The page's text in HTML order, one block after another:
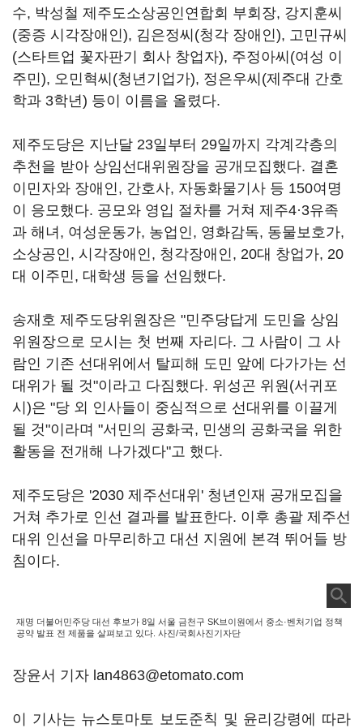
수, 박성철 제주도소상공인연합회 부회장, 강지훈씨
(중증 시각장애인), 김은정씨(청각 장애인), 고민규씨
(스타트업 꽃자판기 회사 창업자), 주정아씨(여성 이
주민), 오민혁씨(청년기업가), 정은우씨(제주대 간호
학과 3학년) 등이 이름을 올렸다.
제주도당은 지난달 23일부터 29일까지 각계각층의
추천을 받아 상임선대위원장을 공개모집했다. 결혼
이민자와 장애인, 간호사, 자동화물기사 등 150여명
이 응모했다. 공모와 영입 절차를 거쳐 제주4·3유족
과 해녀, 여성운동가, 농업인, 영화감독, 동물보호가,
소상공인, 시각장애인, 청각장애인, 20대 창업가, 20
대 이주민, 대학생 등을 선임했다.
송재호 제주도당위원장은 "민주당답게 도민을 상임
위원장으로 모시는 첫 번째 자리다. 그 사람이 그 사
람인 기존 선대위에서 탈피해 도민 앞에 다가가는 선
대위가 될 것"이라고 다짐했다. 위성곤 위원(서귀포
시)은 "당 외 인사들이 중심적으로 선대위를 이끌게
될 것"이라며 "서민의 공화국, 민생의 공화국을 위한
활동을 전개해 나가겠다"고 했다.
제주도당은 '2030 제주선대위' 청년인재 공개모집을
거쳐 추가로 인선 결과를 발표한다. 이후 총괄 제주선
대위 인선을 마무리하고 대선 지원에 본격 뛰어들 방
침이다.
재명 더불어민주당 대선 후보가 8일 서울 금천구 SK브이원에서 중소·벤처기업 정책
공약 발표 전 제품을 살펴보고 있다. 사진/국회사진기자단
장윤서 기자 lan4863@etomato.com
이 기사는 뉴스토마토 보도준칙 및 윤리강령에 따라